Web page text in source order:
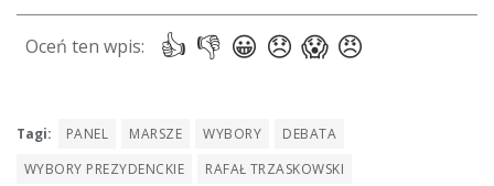
Tagi: PANEL MARSZE WYBORY
DEBATA
WYBORY PREZYDENCKIE
RAFAŁ TRZASKOWSKI